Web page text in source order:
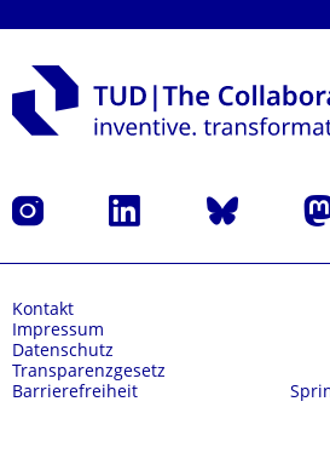
Instagram LinkedIn Bluesky
Kontakt
Impressum
Datenschutz
Transparenzgesetz
Barrierefreiheit